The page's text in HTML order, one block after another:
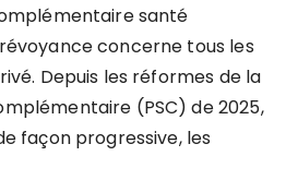
santé
concerne tous les
Depuis les réformes de la
(PSC) de 2025,
façon progressive, les